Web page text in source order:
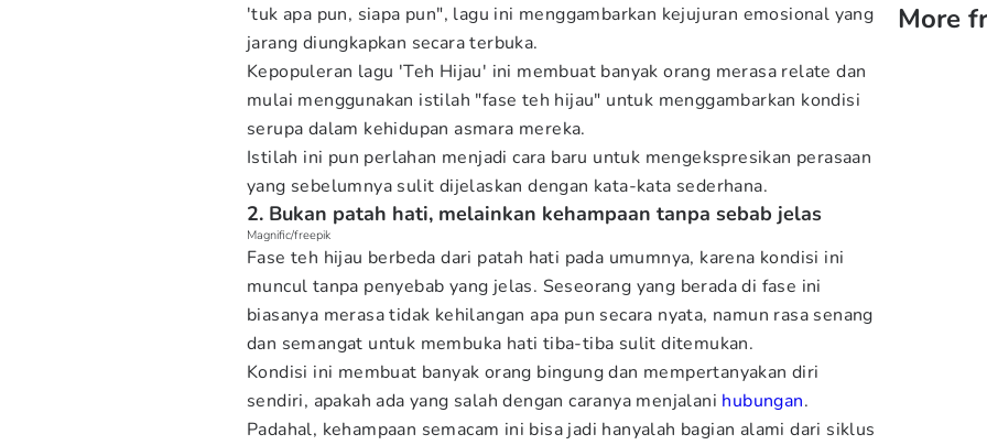
'tuk apa pun, siapa pun", lagu ini menggambarkan kejujuran emosional yang
jarang diungkapkan secara terbuka.
Kepopuleran lagu 'Teh Hijau' ini membuat banyak orang merasa relate dan
mulai menggunakan istilah "fase teh hijau" untuk menggambarkan kondisi
serupa dalam kehidupan asmara mereka.
Istilah ini pun perlahan menjadi cara baru untuk mengekspresikan perasaan
yang sebelumnya sulit dijelaskan dengan kata-kata sederhana.
2. Bukan patah hati, melainkan kehampaan tanpa sebab jelas
Magnific/freepik
Fase teh hijau berbeda dari patah hati pada umumnya, karena kondisi ini
muncul tanpa penyebab yang jelas. Seseorang yang berada di fase ini
biasanya merasa tidak kehilangan apa pun secara nyata, namun rasa senang
dan semangat untuk membuka hati tiba-tiba sulit ditemukan.
Kondisi ini membuat banyak orang bingung dan mempertanyakan diri
sendiri, apakah ada yang salah dengan caranya menjalani hubungan.
Padahal, kehampaan semacam ini bisa jadi hanyalah bagian alami dari siklus
More